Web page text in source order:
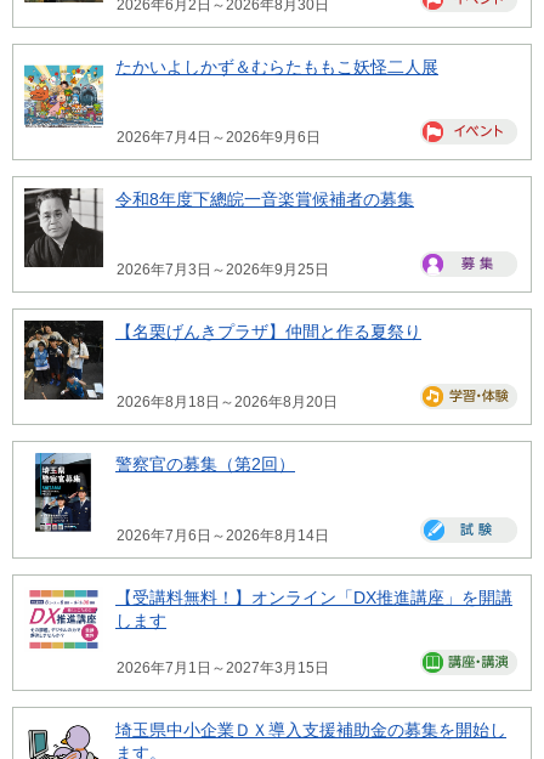
2026年6月2日～2026年8月30日
たかいよしかず＆むらたももこ妖怪二人展
2026年7月4日～2026年9月6日
令和8年度下總皖一音楽賞候補者の募集
2026年7月3日～2026年9月25日
【名栗げんきプラザ】仲間と作る夏祭り
2026年8月18日～2026年8月20日
警察官の募集（第2回）
2026年7月6日～2026年8月14日
【受講料無料！】オンライン「DX推進講座」を開講
します
2026年7月1日～2027年3月15日
埼玉県中小企業ＤＸ導入支援補助金の募集を開始し
ます。